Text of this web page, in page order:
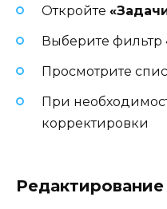
Откройте
Выберите фильтр
Просмотрите
При
корректировки